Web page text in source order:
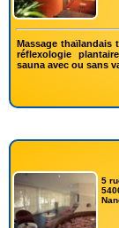
Massage thaïlandais
réflexologie
sauna avec ou sans
5